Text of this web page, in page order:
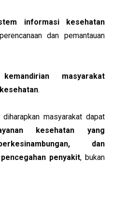
informasi kesehatan
dan pemantauan
kemandirian masyarakat
.
diharapkan masyarakat dapat
kesehatan yang
dan
penyakit, bukan